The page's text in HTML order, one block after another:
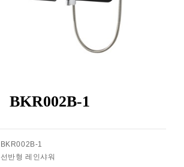
BKR002B-1
BKR002B-1
선반형 레인샤워